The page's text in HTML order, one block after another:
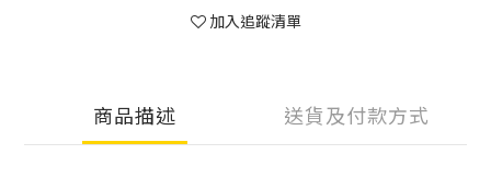
加入追蹤清單
商品描述 送貨及付款方式